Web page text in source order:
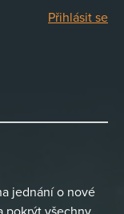
Přihlásit se
jednání o nové